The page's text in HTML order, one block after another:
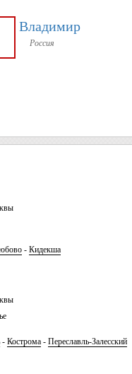
Владимир
Россия
- Кидекша
- Кострома - Переславль-Залесский